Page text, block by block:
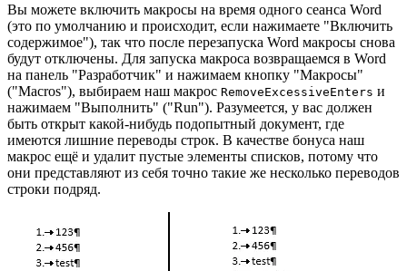
Вы можете включить макросы на время одного сеанса Word
(это по умолчанию и происходит, если нажимаете "Включить
содержимое"), так что после перезапуска Word макросы снова
будут отключены. Для запуска макроса возвращаемся в Word
на панель "Разработчик" и нажимаем кнопку "Макросы"
("Macros"), выбираем наш макрос RemoveExcessiveEnters и
нажимаем "Выполнить" ("Run"). Разумеется, у вас должен
быть открыт какой-нибудь подопытный документ, где
имеются лишние переводы строк. В качестве бонуса наш
макрос ещё и удалит пустые элементы списков, потому что
они представляют из себя точно такие же несколько переводов
строки подряд.